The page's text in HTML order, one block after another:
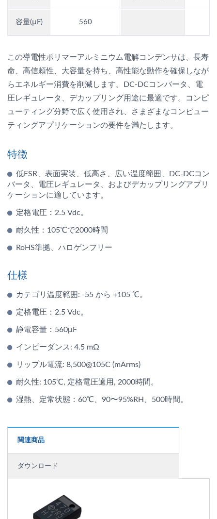
容量(µF) 560
この導電性ポリマーアルミニウム電解コンデンサは、長寿
命、高信頼性、大容量を持ち、高性能な動作を確保しなが
らエネルギー消費を削減します。DC-DCコンバータ、電
圧レギュレータ、デカップリング用途に最適です。コンピ
ューティング分野で広く使用され、さまざまなコンピュー
ティングアプリケーションの要件を満たします。
特徴
低ESR、表面実装、低高さ、広い温度範囲、DC-DCコン
バータ、電圧レギュレータ、およびデカップリングアプリ
ケーションに適しています。
定格電圧：2.5 Vdc。
耐久性：105℃で2000時間
RoHS準拠、ハロゲンフリー
仕様
カテゴリ温度範囲: -55 から +105 ℃。
定格電圧：2.5 Vdc。
静電容量：560μF
インピーダンス: 4.5 mΩ
リップル電流: 8,500@105C (mArms)
耐久性: 105℃, 定格電圧適用, 2000時間。
湿熱、定常状態：60℃、90〜95%RH、500時間。
関連商品
ダウンロード